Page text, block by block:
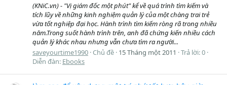
(KNiC.vn) - "Vị giám đốc một phút" kể về quá trình tìm kiếm và
tích lũy về những kinh nghiệm quản lý của một chàng trai trẻ
vừa tốt nghiệp đại học. Hành trình tìm kiếm ròng rã trong nhiều
năm.Trong suốt hành trình trên, anh đã chứng kiến nhiều cách
quản lý khác nhau nhưng vẫn chưa tìm ra người...
saveyourtime1990 Chủ đề 15 Tháng một 2011
Trả lời: 0
Diễn đàn: Ebooks